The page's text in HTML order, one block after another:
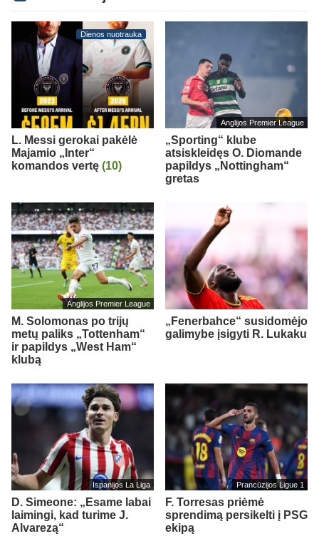
Dienos nuotrauka
L. Messi gerokai pakėlė
Majamio „Inter“
komandos vertę (10)
Anglijos Premier League
„Sporting“ klube
atsiskleidęs O. Diomande
papildys „Nottingham“
gretas
Anglijos Premier League
M. Solomonas po trijų
metų paliks „Tottenham“
ir papildys „West Ham“
klubą
„Fenerbahce“ susidomėjo
galimybe įsigyti R. Lukaku
Ispanijos La Liga
D. Simeone: „Esame labai
laimingi, kad turime J.
Alvarezą“
Prancūzijos Ligue 1
F. Torresas priėmė
sprendimą persikelti į PSG
ekipą